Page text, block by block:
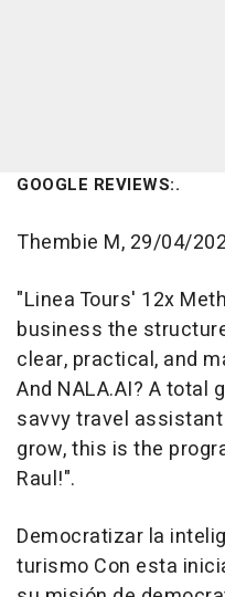
GOOGLE REVIEWS:.
Thembie M, 29/04/
"Linea Tours' 12x
business the
clear, practical, and
And NALA.AI? A total
savvy travel
grow, this is the
Raul!".
Democratizar la
turismo Con esta